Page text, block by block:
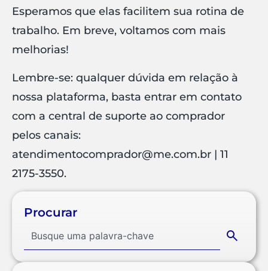
Esperamos que elas facilitem sua rotina de
trabalho. Em breve, voltamos com mais
melhorias!
Lembre-se: qualquer dúvida em relação à
nossa plataforma, basta entrar em contato
com a central de suporte ao comprador
pelos canais:
atendimentocomprador@me.com.br | 11
2175-3550.
Procurar